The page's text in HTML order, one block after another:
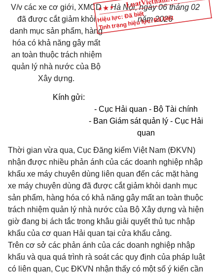
Hiệu lực: Đã biết
Tình trạng hiệu lực: Đã biết
V/v các xe cơ giới, XMCD
đã được cắt giảm khỏi
danh mục sản phẩm, hàng
hóa có khả năng gây mất
an toàn thuộc trách nhiệm
quản lý nhà nước của Bộ
Xây dựng.
Hà Nội, ngày 06 tháng 02
năm 2026
Kính gửi:
- Cục Hải quan - Bộ Tài chính
- Ban Giám sát quản lý - Cục Hải
quan
Thời gian vừa qua, Cục Đăng kiểm Việt Nam (ĐKVN)
nhận được nhiều phản ánh của các doanh nghiệp nhập
khẩu xe máy chuyên dùng liên quan đến các mặt hàng
xe máy chuyên dùng đã được cắt giảm khỏi danh mục
sản phẩm, hàng hóa có khả năng gây mất an toàn thuộc
trách nhiệm quản lý nhà nước của Bộ Xây dựng và hiện
giờ đang bị ách tắc trong khâu giải quyết thủ tục nhập
khẩu của cơ quan Hải quan tại cửa khẩu cảng.
Trên cơ sở các phản ánh của các doanh nghiệp nhập
khẩu và qua quá trình rà soát các quy định của pháp luật
có liên quan, Cục ĐKVN nhận thấy có một số ý kiến cần